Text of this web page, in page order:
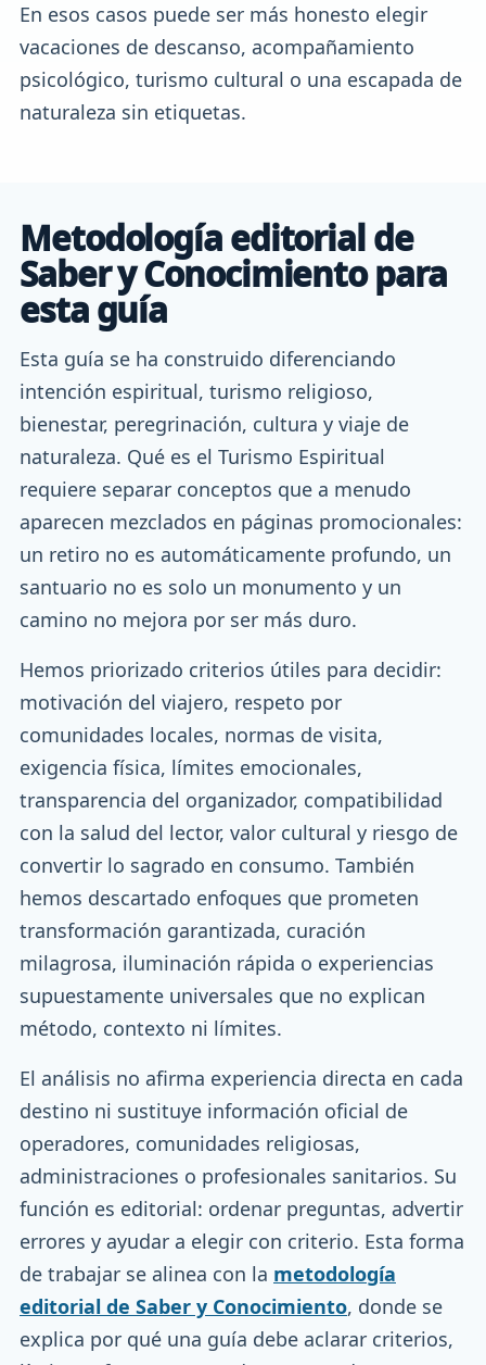
En esos casos puede ser más honesto elegir
vacaciones de descanso, acompañamiento
psicológico, turismo cultural o una escapada de
naturaleza sin etiquetas.
Metodología editorial de
Saber y Conocimiento para
esta guía
Esta guía se ha construido diferenciando
intención espiritual, turismo religioso,
bienestar, peregrinación, cultura y viaje de
naturaleza. Qué es el Turismo Espiritual
requiere separar conceptos que a menudo
aparecen mezclados en páginas promocionales:
un retiro no es automáticamente profundo, un
santuario no es solo un monumento y un
camino no mejora por ser más duro.
Hemos priorizado criterios útiles para decidir:
motivación del viajero, respeto por
comunidades locales, normas de visita,
exigencia física, límites emocionales,
transparencia del organizador, compatibilidad
con la salud del lector, valor cultural y riesgo de
convertir lo sagrado en consumo. También
hemos descartado enfoques que prometen
transformación garantizada, curación
milagrosa, iluminación rápida o experiencias
supuestamente universales que no explican
método, contexto ni límites.
El análisis no afirma experiencia directa en cada
destino ni sustituye información oficial de
operadores, comunidades religiosas,
administraciones o profesionales sanitarios. Su
función es editorial: ordenar preguntas, advertir
errores y ayudar a elegir con criterio. Esta forma
de trabajar se alinea con la metodología
editorial de Saber y Conocimiento, donde se
explica por qué una guía debe aclarar criterios,